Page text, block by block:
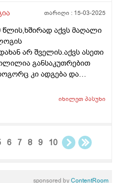
თარიღი : 15-03-2025
წლის,ხშირად აქვს მაღალი
არ შველის.აქვს ასეთი
განსაკუთრებით
კი ადგება და
რას უნდა ნიშნავდეს,?
იხილეთპასუხი
6 7 8 9 10
sponsored byContentRoom